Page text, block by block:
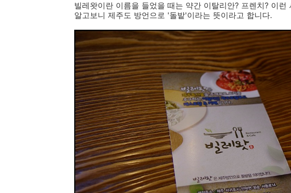
빌레왓이란 이름을 들었을 때는 약간 이탈리안? 프렌치? 이런
알고보니 제주도 방언으로 '돌밭'이라는 뜻이라고 합니다.